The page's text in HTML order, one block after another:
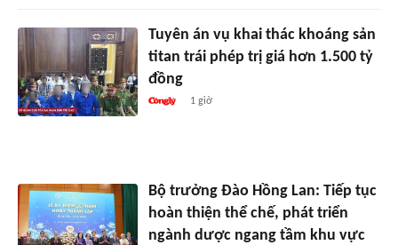
Tuyên án vụ khai thác khoáng sản
titan trái phép trị giá hơn 1.500 tỷ
đồng
1 giờ
Bộ trưởng Đào Hồng Lan: Tiếp tục
hoàn thiện thể chế, phát triển
ngành dược ngang tầm khu vực